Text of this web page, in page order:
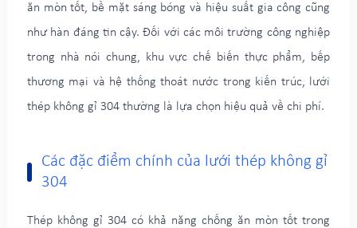
ăn mòn tốt, bề mặt sáng bóng và hiệu suất gia công cũng
như hàn đáng tin cậy. Đối với các môi trường công nghiệp
trong nhà nói chung, khu vực chế biến thực phẩm, bếp
thương mại và hệ thống thoát nước trong kiến trúc, lưới
thép không gỉ 304 thường là lựa chọn hiệu quả về chi phí.
Các đặc điểm chính của lưới thép không gỉ
304
Thép không gỉ 304 có khả năng chống ăn mòn tốt trong